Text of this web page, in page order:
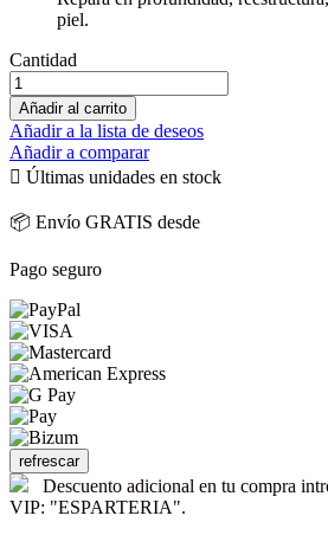
piel.
Cantidad
Añadir al carrito
Añadir a la lista de deseos
Añadir a comparar
 Últimas unidades en stock
📦 Envío GRATIS desde
Pago seguro
Descuento adicional en tu compra
VIP: "ESPARTERIA".